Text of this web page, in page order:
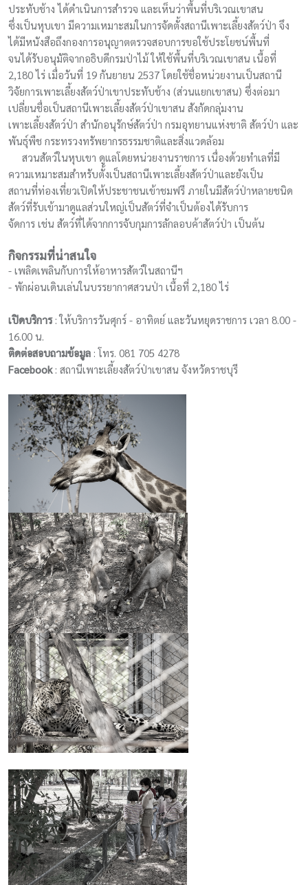
ประทับช้าง ได้ดำเนินการสำรวจ และเห็นว่าพื้นที่บริเวณเขาสน
ซึ่งเป็นหุบเขา มีความเหมาะสมในการจัดตั้งสถานีเพาะเลี้ยงสัตว์ป่า จึง
ได้มีหนังสือถึงกองการอนุญาตตรวจสอบการขอใช้ประโยชน์พื้นที่
จนได้รับอนุมัติจากอธิบดีกรมป่าไม้ ให้ใช้พื้นที่บริเวณเขาสน เนื้อที่
2,180 ไร่ เมื่อวันที่ 19 กันยายน 2537 โดยใช้ชื่อหน่วยงานเป็นสถานี
วิจัยการเพาะเลี้ยงสัตว์ป่าเขาประทับช้าง (ส่วนแยกเขาสน) ซึ่งต่อมา
เปลี่ยนชื่อเป็นสถานีเพาะเลี้ยงสัตว์ป่าเขาสน สังกัดกลุ่มงาน
เพาะเลี้ยงสัตว์ป่า สำนักอนุรักษ์สัตว์ป่า กรมอุทยานแห่งชาติ สัตว์ป่า และ
พันธุ์พืช กระทรวงทรัพยากรธรรมชาติและสิ่งแวดล้อม
สวนสัตว์ในหุบเขา ดูแลโดยหน่วยงานราชการ เนื่องด้วยทำเลที่มี
ความเหมาะสมสำหรับตั้งเป็นสถานีเพาะเลี้ยงสัตว์ป่าและยังเป็น
สถานที่ท่องเที่ยวเปิดให้ประชาชนเข้าชมฟรี ภายในมีสัตว์ป่าหลายชนิด
สัตว์ที่รับเข้ามาดูแลส่วนใหญ่เป็นสัตว์ที่จำเป็นต้องได้รับการ
จัดการ เช่น สัตว์ที่ได้จากการจับกุมการลักลอบค้าสัตว์ป่า เป็นต้น
กิจกรรมที่น่าสนใจ
- เพลิดเพลินกับการให้อาหารสัตว์ในสถานีฯ
- พักผ่อนเดินเล่นในบรรยากาศสวนป่า เนื้อที่ 2,180 ไร่
เปิดบริการ: ให้บริการวันศุกร์ -​ อาทิตย์ และวันหยุดราชการ เวลา 8.00 -​
16.00 น.
ติดต่อสอบถามข้อมูล : โทร. 081 705 4278
Facebook: สถานีเพาะเลี้ยงสัตว์ป่าเขาสน จังหวัดราชบุรี